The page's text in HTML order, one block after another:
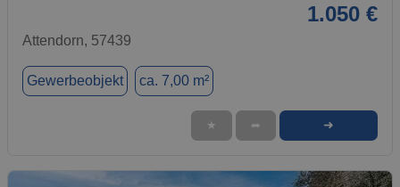
1.050 €
Attendorn, 57439
Gewerbeobjekt ca. 7,00 m²
★ ➦ ➜